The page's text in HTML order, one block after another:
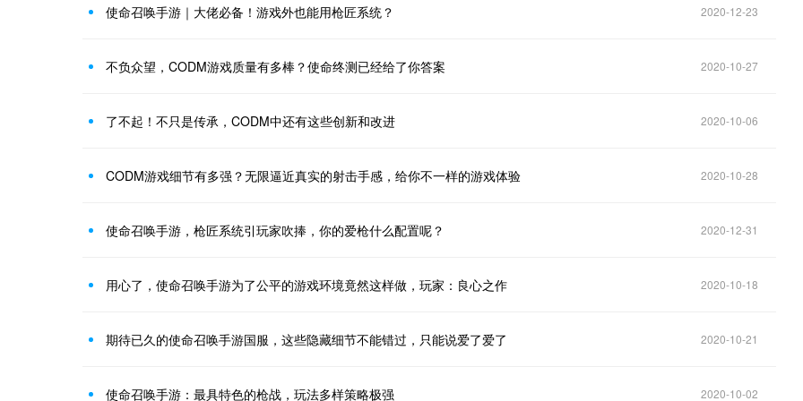
使命召唤手游｜大佬必备！游戏外也能用枪匠系统？ 2020-12-23
不负众望，CODM游戏质量有多棒？使命终测已经给了你答案 2020-10-27
了不起！不只是传承，CODM中还有这些创新和改进 2020-10-06
CODM游戏细节有多强？无限逼近真实的射击手感，给你不一样的游戏体验 2020-10-28
使命召唤手游，枪匠系统引玩家吹捧，你的爱枪什么配置呢？ 2020-12-31
用心了，使命召唤手游为了公平的游戏环境竟然这样做，玩家：良心之作 2020-10-18
期待已久的使命召唤手游国服，这些隐藏细节不能错过，只能说爱了爱了 2020-10-21
使命召唤手游：最具特色的枪战，玩法多样策略极强 2020-10-02